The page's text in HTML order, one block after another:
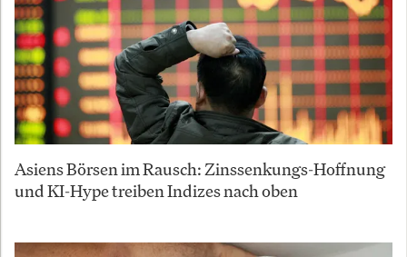
Asiens Börsen im Rausch: Zinssenkungs-Hoffnung
und KI-Hype treiben Indizes nach oben